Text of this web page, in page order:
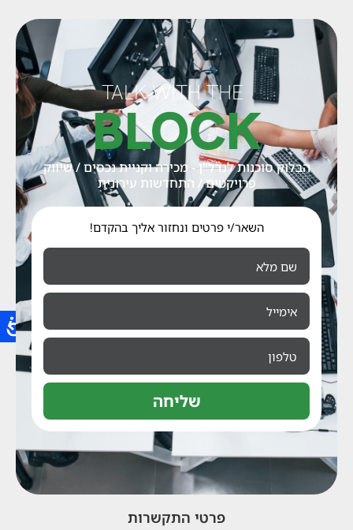
TALK WITH THE
BLOCK
הבלוק סוכנות לנדל"ן - מכירה וקניית נכסים / שיווק
פרויקטים / התחדשות עירונית
השאר/י פרטים ונחזור אליך בהקדם!
שליחה
פרטי התקשרות